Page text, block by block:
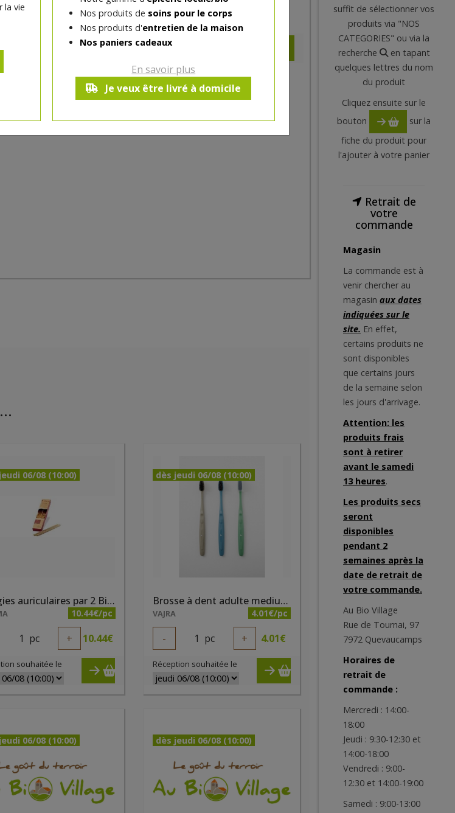
la vie
Nos produits de soins pour le corps
Nos produits d'entretien de la maison
Nos paniers cadeaux
En savoir plus
Je veux être livré à domicile
1 pc +
Réception souhaitée le
06/08 (10:00)
Bougies auriculaires par 2 Biosun
10.44€/pc
1 pc + 10.44€
souhaitée le
dès jeudi 06/08 (10:00)
Brosse à dent adulte medium Bioseptyl
VAJRA 4.01€/pc
- 1 pc + 4.01€
Réception souhaitée le
06/08 (10:00) dès jeudi 06/08 (10:00)
suffit de sélectionner vos
produits via "NOS
CATEGORIES" ou via la
recherche
en tapant
quelques lettres du nom
du produit
Cliquez ensuite sur le
bouton
sur la
fiche du produit pour
l'ajouter à votre panier
Retrait de
votre
commande
Magasin
La commande est à
venir chercher au
magasin aux dates
indiquées sur le
site. En effet,
certains produits ne
sont disponibles
que certains jours
de la semaine selon
les jours d'arrivage.
Attention: les
produits frais
sont à retirer
avant le samedi
13 heures.
Les produits secs
seront
disponibles
pendant 2
semaines après la
date de retrait de
votre commande.
Au Bio Village
Rue de Tournai, 97
7972 Quevaucamps
Horaires de
retrait de
commande :
Mercredi : 14:00-
18:00
Jeudi : 9:30-12:30 et
14:00-18:00
Vendredi : 9:00-
12:30 et 14:00-19:00
Samedi : 9:00-13:00